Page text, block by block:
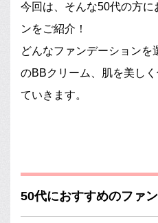
今回は、そんな50代の方に
ンをご紹介！
どんなファンデーションを
のBBクリーム、肌を美し
ていきます。
50代におすすめのファ